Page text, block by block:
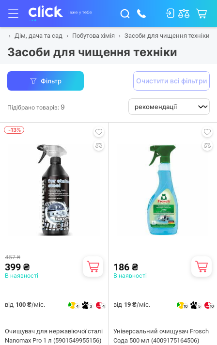
Дім, дача та сад Побутова хімія Засоби для чищення техніки
Засоби для чищення техніки
Фільтр Очистити всі фільтри
Підібрано товарів: 9
-13%
457 ₴
399 ₴
В наявності
від 100 ₴/міс. 4 3 4
Очищувач для нержавіючої сталі
Nanomax Pro 1 л (5901549955156)
186 ₴
В наявності
від 19 ₴/міс. 10 5 10
Універсальний очищувач Frosch
Сода 500 мл (4009175164506)